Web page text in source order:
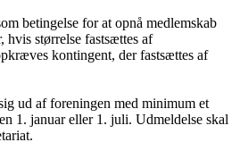
betingelse for at opnå medlemskab
hvis størrelse fastsættes af
kontingent, der fastsættes af
ud af foreningen med minimum et
1. januar eller 1. juli. Udmeldelse skal